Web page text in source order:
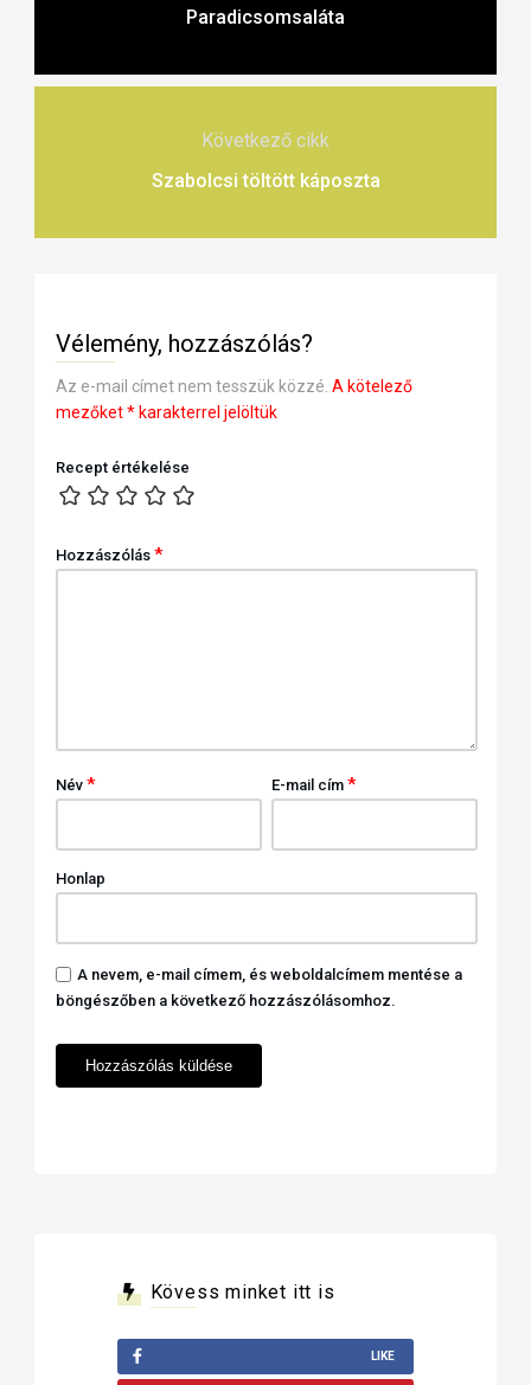
Paradicsomsaláta
Következő cikk
Szabolcsi töltött káposzta
Vélemény, hozzászólás?
Az e-mail címet nem tesszük közzé. A kötelező
mezőket*karakterrel jelöltük
Recept értékelése
Hozzászólás *
Név * E-mail cím*
Honlap
A nevem, e-mail címem, és weboldalcímem mentése a
böngészőben a következő hozzászólásomhoz.
Kövess minket itt is
LIKE